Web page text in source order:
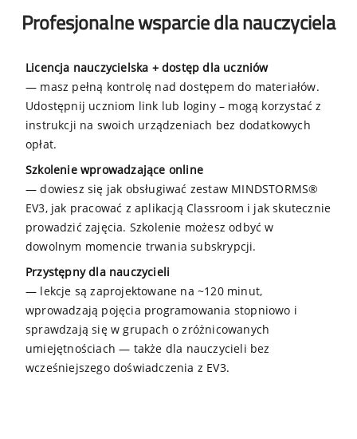
Profesjonalne wsparcie dla nauczyciela
Licencja nauczycielska + dostęp dla uczniów
— masz pełną kontrolę nad dostępem do materiałów.
Udostępnij uczniom link lub loginy – mogą korzystać z
instrukcji na swoich urządzeniach bez dodatkowych
opłat.
Szkolenie wprowadzające online
— dowiesz się jak obsługiwać zestaw MINDSTORMS®
EV3, jak pracować z aplikacją Classroom i jak skutecznie
prowadzić zajęcia. Szkolenie możesz odbyć w
dowolnym momencie trwania subskrypcji.
Przystępny dla nauczycieli
— lekcje są zaprojektowane na ~120 minut,
wprowadzają pojęcia programowania stopniowo i
sprawdzają się w grupach o zróżnicowanych
umiejętnościach — także dla nauczycieli bez
wcześniejszego doświadczenia z EV3.